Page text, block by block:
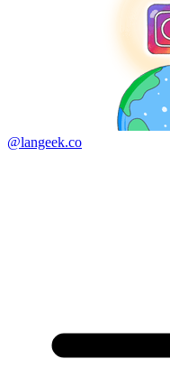
@langeek.co